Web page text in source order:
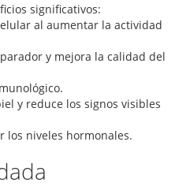
significativos:
al aumentar la actividad
y mejora la calidad del
y reduce los signos visibles
los niveles hormonales.